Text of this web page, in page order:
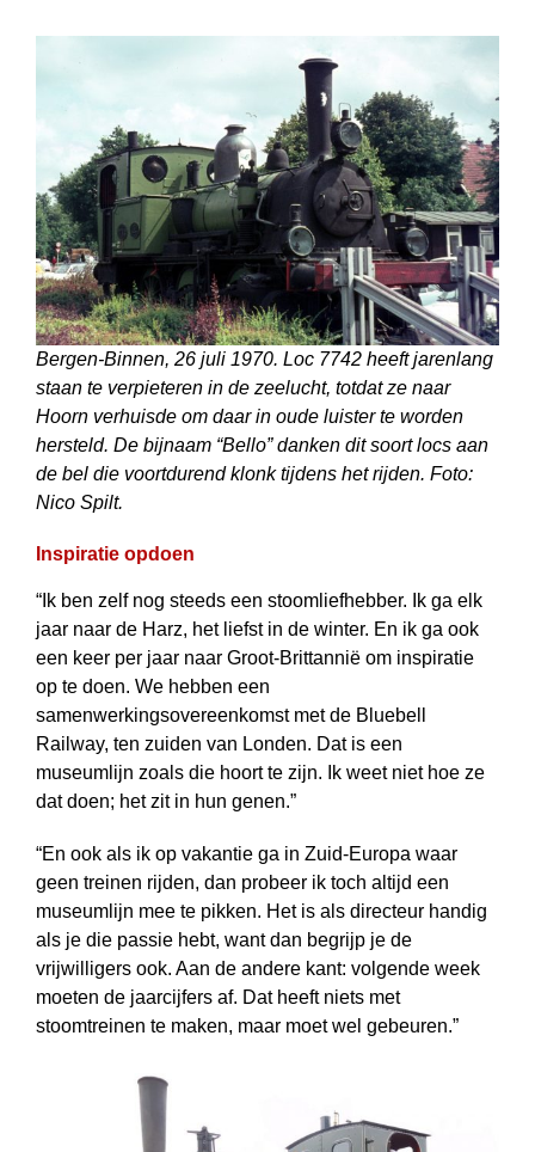
Bergen-Binnen, 26 juli 1970. Loc 7742 heeft jarenlang
staan te verpieteren in de zeelucht, totdat ze naar
Hoorn verhuisde om daar in oude luister te worden
hersteld. De bijnaam “Bello” danken dit soort locs aan
de bel die voortdurend klonk tijdens het rijden. Foto:
Nico Spilt.
Inspiratie opdoen
“Ik ben zelf nog steeds een stoomliefhebber. Ik ga elk
jaar naar de Harz, het liefst in de winter. En ik ga ook
een keer per jaar naar Groot-Brittannië om inspiratie
op te doen. We hebben een
samenwerkingsovereenkomst met de Bluebell
Railway, ten zuiden van Londen. Dat is een
museumlijn zoals die hoort te zijn. Ik weet niet hoe ze
dat doen; het zit in hun genen.”
“En ook als ik op vakantie ga in Zuid-Europa waar
geen treinen rijden, dan probeer ik toch altijd een
museumlijn mee te pikken. Het is als directeur handig
als je die passie hebt, want dan begrijp je de
vrijwilligers ook. Aan de andere kant: volgende week
moeten de jaarcijfers af. Dat heeft niets met
stoomtreinen te maken, maar moet wel gebeuren.”